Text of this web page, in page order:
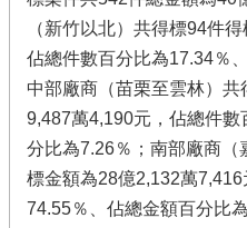
（新竹以北）共得標94件
佔總件數百分比為17.34％
中部廠商（苗栗至雲林）
9,487萬4,190元，佔總件
分比為7.26％；南部廠商
標金額為28億2,132萬
74.55％、佔總金額百分比為